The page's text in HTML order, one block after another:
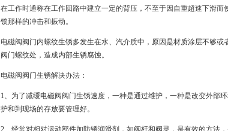
在工作时通称在工作回路中建立一定的背压，不至于因自重超速下滑
锁那样的冲击和振动。
电磁阀阀门内螺纹生锈多发生在水、汽介质中，原因是材质涂层不够
阀门螺纹处，造成内部生锈腐蚀。
电磁阀阀门生锈解决办法：
1、为了减缓电磁阀阀门生锈速度，一种是通过维护，一种是改变外部
护和到现场的存放要管理好。
2、经常对相对运动部件加防锈润滑剂，如阀杆和阀灵，是有效的方法